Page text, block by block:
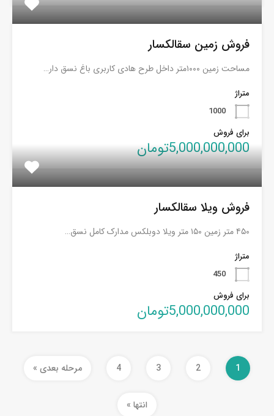
فروش زمین سقالکسار
مساحت زمین ۱۰۰۰متر داخل طرح هادی کاربری باغ نسق دار…
متراژ
1000
برای فروش
5,000,000,000تومان
فروش ویلا سقالکسار
۴۵۰ متر زمین ۱۵۰ متر ویلا دوبلکس مدارک کامل نسق…
متراژ
450
برای فروش
5,000,000,000تومان
1
2
3
4 مرحله بعدی »
انتها »